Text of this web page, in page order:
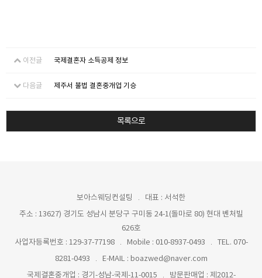
이전글 국제결혼자 소득공제 정보
다음글 제주서 불법 결혼중개업 기승
목록으로
보아스웨딩컨설팅
대표 : 서석한
주소 : 13627) 경기도 성남시 분당구 구미동 24-1(돌마로 80) 현대 벤처빌
626호
사업자등록번호 : 129-37-77198
Mobile : 010-8937-0493
TEL. 070-
8281-0493
E-MAIL : boazwed@naver.com
국제결혼중개업 : 경기-성남-국제-11-0015
방문판매업 : 제2012-